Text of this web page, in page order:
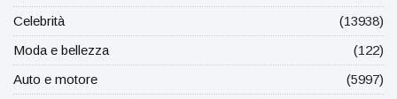
Celebrità
(13938)
Moda e bellezza
(122)
Auto e motore
(5997)